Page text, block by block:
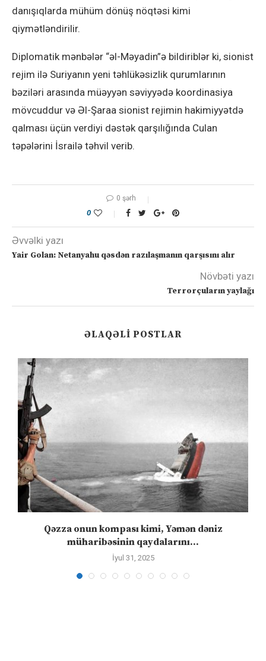
danışıqlarda mühüm dönüş nöqtəsi kimi
qiymətləndirilir.
Diplomatik mənbələr “əl-Məyadin”ə bildiriblər ki, sionist
rejim ilə Suriyanın yeni təhlükəsizlik qurumlarının
bəziləri arasında müəyyən səviyyədə koordinasiya
mövcuddur və Əl-Şaraa sionist rejimin hakimiyyətdə
qalması üçün verdiyi dəstək qarşılığında Culan
təpələrini İsrailə təhvil verib.
0 şərh
0
Əvvəlki yazı
Yair Golan: Netanyahu qəsdən razılaşmanın qarşısını alır
Növbəti yazı
Terrorçuların yaylağı
ƏLAQƏLI POSTLAR
Qəzza onun kompası kimi, Yəmən dəniz
müharibəsinin qaydalarını...
İyul 31, 2025